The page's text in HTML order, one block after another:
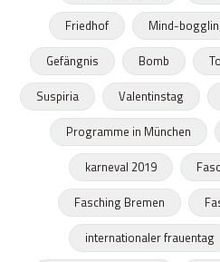
Friedhof
Mind-
Gefängnis
Bomb
Suspiria
Valentinstag
Programme in München
karneval 2019
Fasching Bremen
internationaler frauentag